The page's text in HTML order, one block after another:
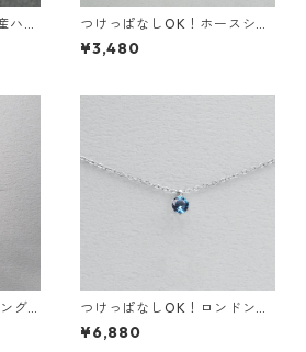
ハー
針
ス
つけっぱなしOK！ホースシュ
ー ネックレス サージカルステ
ンレス 金属アレルギー スキン
¥3,480
グ
ン
プ
つけっぱなしOK！ロンドンブ
ルートパーズ 一粒ネックレス
宝石質AAA 金属アレルギー サ
¥6,880